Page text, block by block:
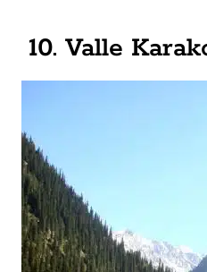
10. Valle